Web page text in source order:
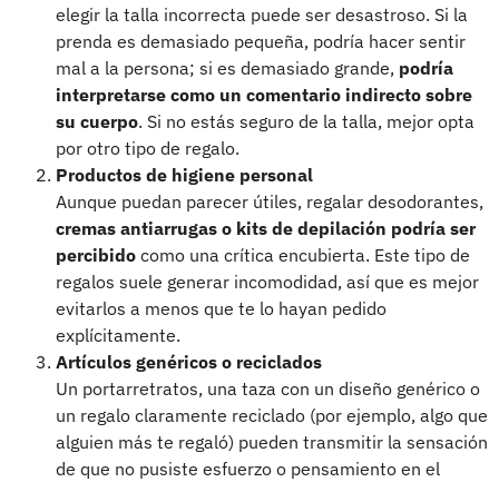
elegir la talla incorrecta puede ser desastroso. Si la
prenda es demasiado pequeña, podría hacer sentir
mal a la persona; si es demasiado grande, podría
interpretarse como un comentario indirecto sobre
su cuerpo. Si no estás seguro de la talla, mejor opta
por otro tipo de regalo.
Productos de higiene personal
Aunque puedan parecer útiles, regalar desodorantes,
cremas antiarrugas o kits de depilación podría ser
percibido como una crítica encubierta. Este tipo de
regalos suele generar incomodidad, así que es mejor
evitarlos a menos que te lo hayan pedido
explícitamente.
Artículos genéricos o reciclados
Un portarretratos, una taza con un diseño genérico o
un regalo claramente reciclado (por ejemplo, algo que
alguien más te regaló) pueden transmitir la sensación
de que no pusiste esfuerzo o pensamiento en el